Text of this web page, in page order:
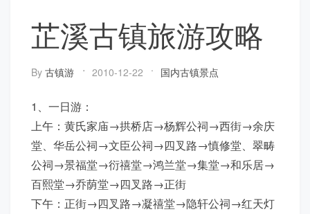
芷溪古镇旅游攻略
By 古镇游 2010-12-22 国内古镇景点
1、一日游：
上午：黄氏家庙→拱桥店→杨辉公祠→西街→余庆
堂、华岳公祠→文臣公祠→四叉路→慎修堂、翠畴
公祠→景福堂→衍禧堂→鸿兰堂→集堂→和乐居→
百熙堂→乔荫堂→四叉路→正街
下午：正街→四叉路→凝禧堂→隐轩公祠→红天灯